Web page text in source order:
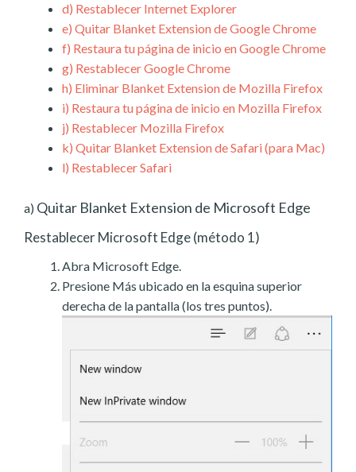
d) Restablecer Internet Explorer
e) Quitar Blanket Extension de Google Chrome
f) Restaura tu página de inicio en Google Chrome
g) Restablecer Google Chrome
h) Eliminar Blanket Extension de Mozilla Firefox
i) Restaura tu página de inicio en Mozilla Firefox
j) Restablecer Mozilla Firefox
k) Quitar Blanket Extension de Safari (para Mac)
l) Restablecer Safari
a) Quitar Blanket Extension de Microsoft Edge
Restablecer Microsoft Edge (método 1)
Abra Microsoft Edge.
Presione Más ubicado en la esquina superior
derecha de la pantalla (los tres puntos).